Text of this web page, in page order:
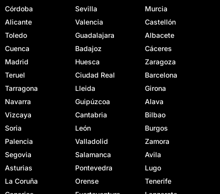
Córdoba
Sevilla
Murcia
Alicante
Valencia
Castellón
Toledo
Guadalajara
Albacete
Cuenca
Badajoz
Cáceres
Madrid
Huesca
Zaragoza
Teruel
Ciudad Real
Barcelona
Tarragona
Lleida
Girona
Navarra
Guipúzcoa
Alava
Vizcaya
Cantabria
Bilbao
Soria
León
Burgos
Palencia
Valladolid
Zamora
Segovia
Salamanca
Avila
Asturias
Pontevedra
Lugo
La Coruña
Orense
Tenerife